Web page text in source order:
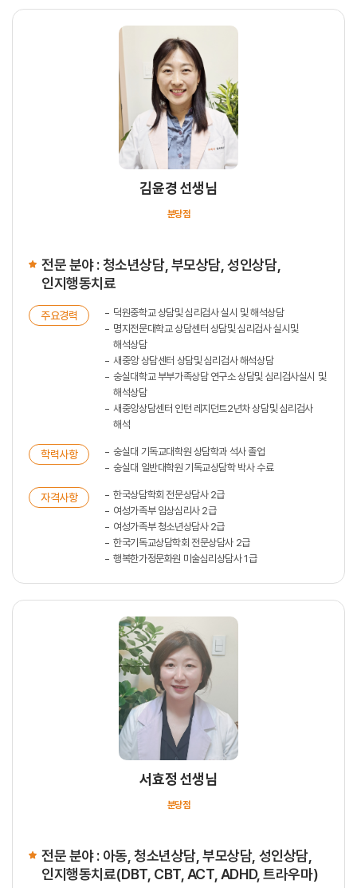
김윤경 선생님
분당점
전문 분야 : 청소년상담, 부모상담, 성인상담,
인지행동치료
주요경력
덕원중학교 상담및 심리검사 실시 및 해석상담
명지전문대학교 상담센터 상담및 심리검사 실시및
해석상담
새중앙 상담센터 상담및 심리검사 해석상담
숭실대학교 부부가족상담 연구소 상담및 심리검사실시 및
해석상담
새중앙상담센터 인턴 레지던트2년차 상담및 심리검사
해석
학력사항
숭실대 기독교대학원 상담학과 석사 졸업
숭실대 일반대학원 기독교상담학 박사 수료
자격사항
한국상담학회 전문상담사 2급
여성가족부 임상심리사 2급
여성가족부 청소년상담사 2급
한국기독교상담학회 전문상담사 2급
행복한가정문화원 미술심리상담사 1급
서효정 선생님
분당점
전문 분야 : 아동, 청소년상담, 부모상담, 성인상담,
인지행동치료(DBT, CBT, ACT, ADHD, 트라우마)